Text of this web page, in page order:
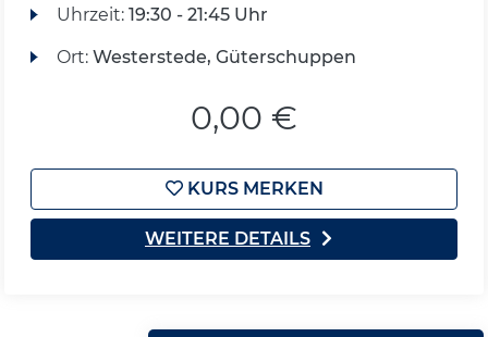
Uhrzeit: 19:30 - 21:45 Uhr
Ort: Westerstede, Güterschuppen
0,00 €
KURS MERKEN
WEITERE DETAILS